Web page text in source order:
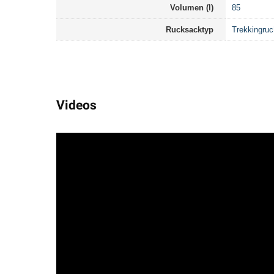
Volumen (l) 85
Rucksacktyp
Videos